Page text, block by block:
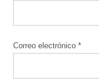
Correo electrónico*